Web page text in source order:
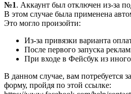
№1. Аккаунт был отключен из-за
В этом случае была применена
Это могло произойти:
Из-за привязки варианта
После первого запуска
При входе в Фейсбук из иного
В данном случае, вам потребуется
форму, пройдя по этой ссылке: